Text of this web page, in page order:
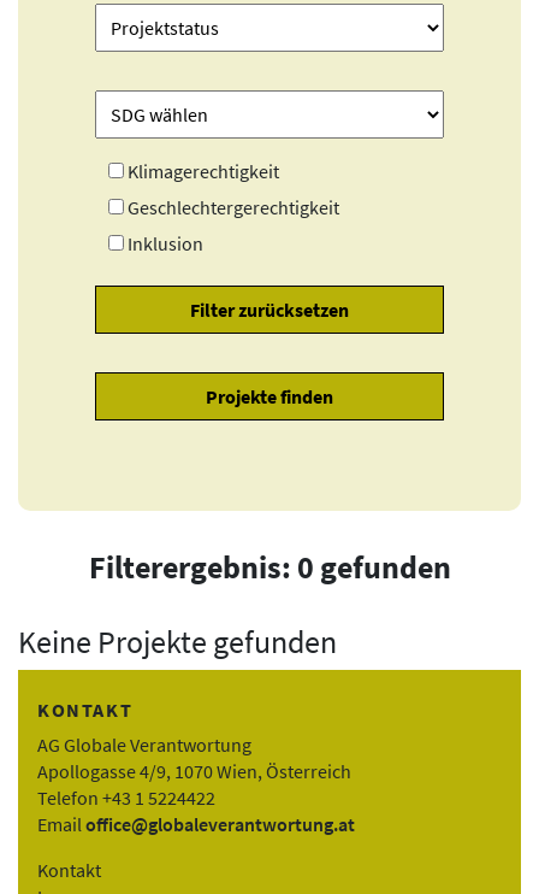
Klimagerechtigkeit
Geschlechtergerechtigkeit
Inklusion
Filterergebnis: 0 gefunden
Keine Projekte gefunden
KONTAKT
AG Globale Verantwortung
Apollogasse 4/9, 1070 Wien, Österreich
Telefon +43 1 5224422
Email office@globaleverantwortung.at
Kontakt